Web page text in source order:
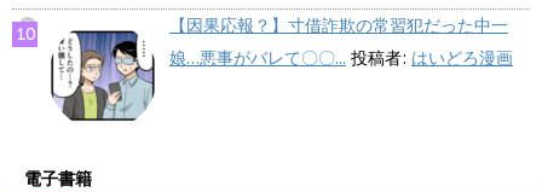
【因果応報？】寸借詐欺の常習犯だった中一
娘…悪事がバレて〇〇... 投稿者: はいどろ漫画
電子書籍